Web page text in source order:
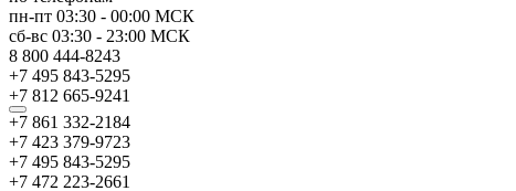
пн-пт 03:30 - 00:00 МСК
сб-вс 03:30 - 23:00 МСК
8 800 444-8243
+7 495 843-5295
+7 812 665-9241
+7 861 332-2184
+7 423 379-9723
+7 495 843-5295
+7 472 223-2661